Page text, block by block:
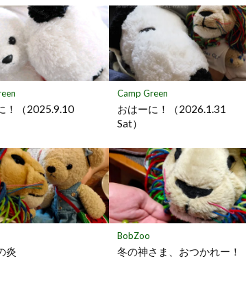
！（2025.9.10
Camp Green
おはーに！（2026.1.31
Sat）
炎
BobZoo
冬の神さま、おつかれー！